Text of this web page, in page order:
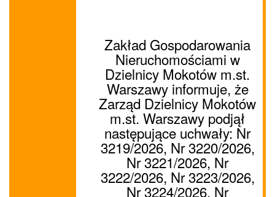
Zakład Gospodarowania
Nieruchomościami w
Dzielnicy Mokotów m.st.
Warszawy informuje, że
Zarząd Dzielnicy Mokotów
m.st. Warszawy podjął
następujące uchwały: Nr
3219/2026, Nr 3220/2026,
Nr 3221/2026, Nr
3222/2026, Nr 3223/2026,
Nr 3224/2026, Nr